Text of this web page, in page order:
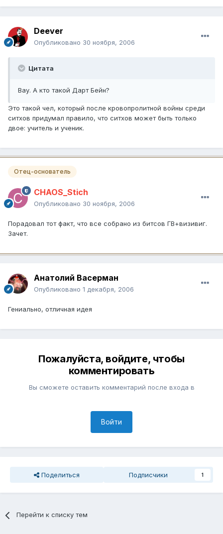
Deever
Опубликовано 30 ноября, 2006
Цитата
Вау. А кто такой Дарт Бейн?
Это такой чел, который после кровопролитной войны среди
ситхов придумал правило, что ситхов может быть только
двое: учитель и ученик.
Отец-основатель
CHAOS_Stich
Опубликовано 30 ноября, 2006
Порадовал тот факт, что все собрано из битсов ГВ+визивиг.
Зачет.
Анатолий Васерман
Опубликовано 1 декабря, 2006
Гениально, отличная идея
Пожалуйста, войдите, чтобы
комментировать
Вы сможете оставить комментарий после входа в
Войти
Поделиться Подписчики 1
Перейти к списку тем